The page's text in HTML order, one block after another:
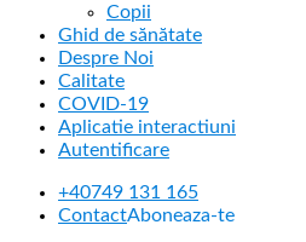
Copii
Ghid de sănătate
Despre Noi
Calitate
COVID-19
Aplicatie interactiuni
Autentificare
+40749 131 165
ContactAboneaza-te